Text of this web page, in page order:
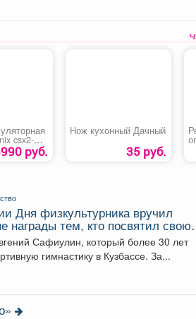
csx2-M3-
руб.
Нож кухонный Дачный
35 руб.
Дня физкультурника вручил
награды тем, кто посвятил свою
и воспитанию чемпионов.
Сафиулин, который более 30 лет
гимнастику в Кузбассе. За...